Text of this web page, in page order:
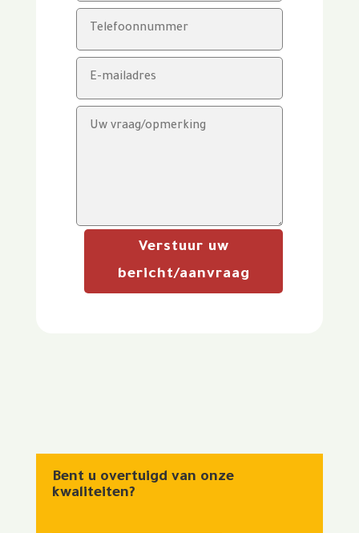
Verstuur uw
bericht/aanvraag
Bent u overtuigd van onze
kwaliteiten?